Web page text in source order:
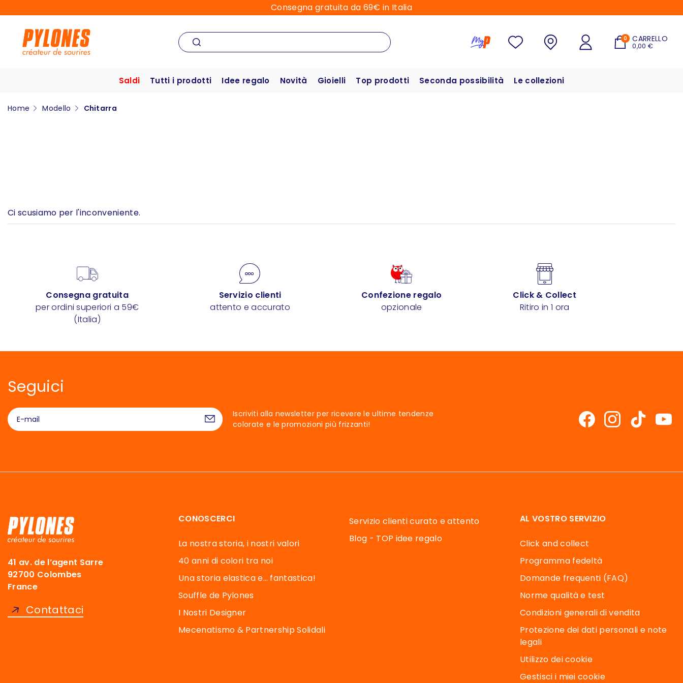
Consegna gratuita da 69€ in Italia
0 CARRELLO
0,00 €
Saldi Tutti i prodotti Idee regalo Novità Gioielli Top prodotti Seconda possibilità Le collezioni
Home Modello Chitarra
Ci scusiamo per l'inconveniente.
Consegna gratuita
per ordini superiori a 59€
(Italia)
Servizio clienti
attento e accurato
Confezione regalo
opzionale
Click & Collect
Ritiro in 1 ora
Seguici
Iscriviti alla newsletter per ricevere le ultime tendenze
colorate e le promozioni più frizzanti!
41 av. de l’agent Sarre
92700 Colombes
France
Contattaci
CONOSCERCI
La nostra storia, i nostri valori
40 anni di colori tra noi
Una storia elastica e… fantastica!
Souffle de Pylones
I Nostri Designer
Mecenatismo & Partnership Solidali
Servizio clienti curato e attento
Blog - TOP idee regalo
AL VOSTRO SERVIZIO
Click and collect
Programma fedeltà
Domande frequenti (FAQ)
Norme qualità e test
Condizioni generali di vendita
Protezione dei dati personali e note
legali
Utilizzo dei cookie
Gestisci i miei cookie